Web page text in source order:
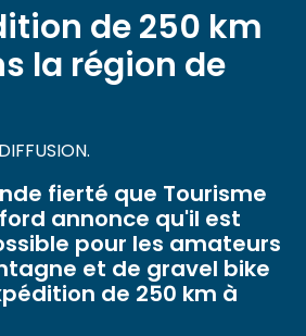
de 250 km
la région de
fierté que Tourisme
annonce qu'il est
pour les amateurs
et de gravel bike
de 250 km à